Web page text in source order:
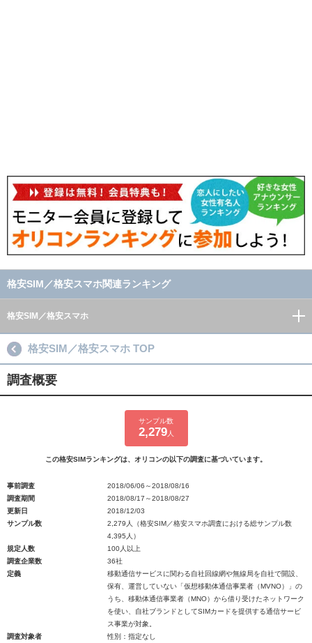
格安SIM／格安スマホ関連ランキング
格安SIM／格安スマホ
格安SIM／格安スマホ TOP
調査概要
サンプル数
2,279人
この格安SIMランキングは、オリコンの以下の調査に基づいています。
事前調査
2018/06/06～2018/08/16
調査期間
2018/08/17～2018/08/27
更新日
2018/12/03
サンプル数
2,279人（格安SIM／格安スマホ調査における総サンプル数
4,395人）
規定人数
100人以上
調査企業数
36社
定義
移動通信サービスに関わる自社回線網や無線局を自社で開設、
保有、運営していない「仮想移動体通信事業者（MVNO）」の
うち、移動体通信事業者（MNO）から借り受けたネットワーク
を使い、自社ブランドとしてSIMカードを提供する通信サービ
ス事業が対象。
調査対象者
性別：指定なし